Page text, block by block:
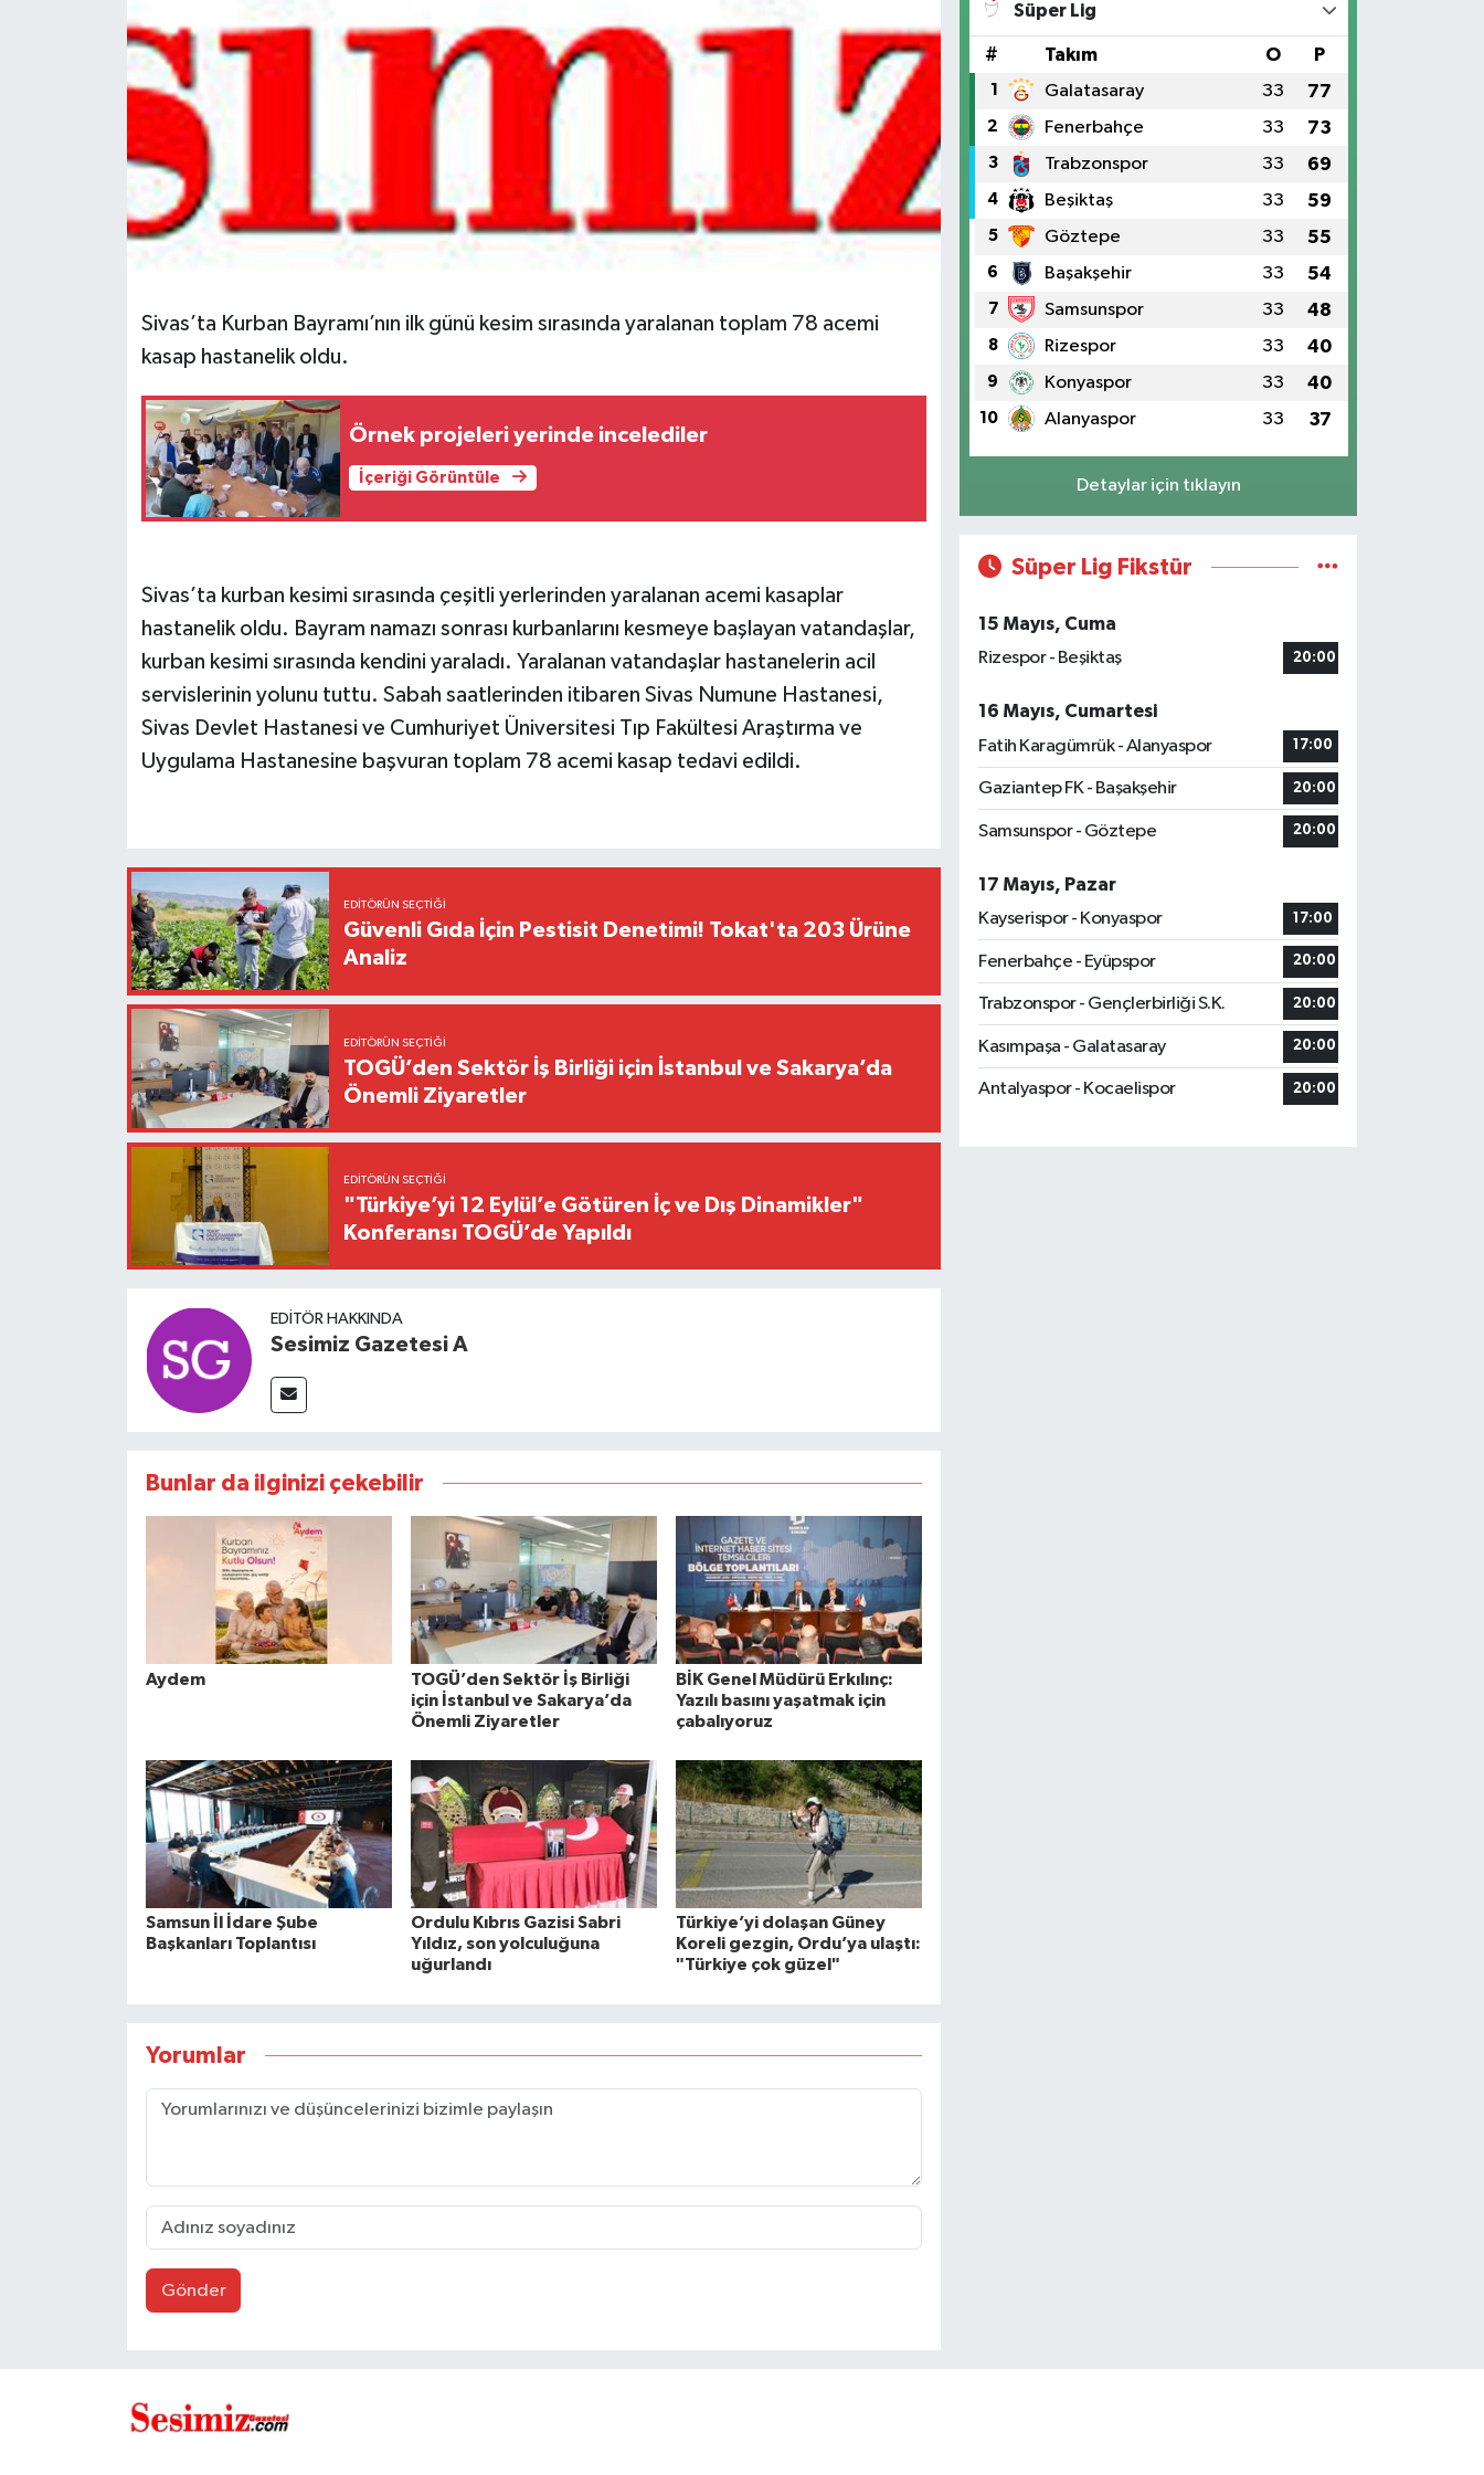
Sivas’ta Kurban Bayramı’nın ilk günü kesim sırasında yaralanan toplam 78 acemi
kasap hastanelik oldu.
Örnek projeleri yerinde incelediler
İçeriği Görüntüle
Sivas’ta kurban kesimi sırasında çeşitli yerlerinden yaralanan acemi kasaplar
hastanelik oldu. Bayram namazı sonrası kurbanlarını kesmeye başlayan vatandaşlar,
kurban kesimi sırasında kendini yaraladı. Yaralanan vatandaşlar hastanelerin acil
servislerinin yolunu tuttu. Sabah saatlerinden itibaren Sivas Numune Hastanesi,
Sivas Devlet Hastanesi ve Cumhuriyet Üniversitesi Tıp Fakültesi Araştırma ve
Uygulama Hastanesine başvuran toplam 78 acemi kasap tedavi edildi.
EDITÖRÜN SEÇTIĞI
Güvenli Gıda İçin Pestisit Denetimi! Tokat'ta 203 Ürüne
Analiz
EDITÖRÜN SEÇTIĞI
TOGÜ’den Sektör İş Birliği için İstanbul ve Sakarya’da
Önemli Ziyaretler
EDITÖRÜN SEÇTIĞI
"Türkiye’yi 12 Eylül’e Götüren İç ve Dış Dinamikler"
Konferansı TOGÜ’de Yapıldı
EDITÖR HAKKINDA
Sesimiz Gazetesi A
Bunlar da ilginizi çekebilir
Aydem
TOGÜ’den Sektör İş Birliği
için İstanbul ve Sakarya’da
Önemli Ziyaretler
BİK Genel Müdürü Erkılınç:
Yazılı basını yaşatmak için
çabalıyoruz
Samsun İl İdare Şube
Başkanları Toplantısı
Ordulu Kıbrıs Gazisi Sabri
Yıldız, son yolculuğuna
uğurlandı
Türkiye’yi dolaşan Güney
Koreli gezgin, Ordu’ya ulaştı:
"Türkiye çok güzel"
Yorumlar
Gönder
Süper Lig
# Takım O P
1 Galatasaray 33 77
2 Fenerbahçe 33 73
3 Trabzonspor 33 69
4 Beşiktaş 33 59
5 Göztepe 33 55
6 Başakşehir 33 54
7 Samsunspor 33 48
8 Rizespor 33 40
9 Konyaspor 33 40
10 Alanyaspor 33 37
Detaylar için tıklayın
Süper Lig Fikstür
15 Mayıs, Cuma
Rizespor - Beşiktaş
20:00
16 Mayıs, Cumartesi
Fatih Karagümrük - Alanyaspor
17:00
Gaziantep FK - Başakşehir 20:00
Samsunspor - Göztepe 20:00
17 Mayıs, Pazar
Kayserispor - Konyaspor
17:00
Fenerbahçe - Eyüpspor 20:00
Trabzonspor - Gençlerbirliği S.K. 20:00
Kasımpaşa - Galatasaray 20:00
Antalyaspor - Kocaelispor 20:00
Teknoloji
Tokat Haberleri